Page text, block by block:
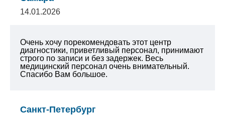
14.01.2026
Очень хочу порекомендовать этот центр
диагностики, приветливый персонал, принимают
строго по записи и без задержек. Весь
медицинский персонал очень внимательный.
Спасибо Вам большое.
Санкт-Петербург